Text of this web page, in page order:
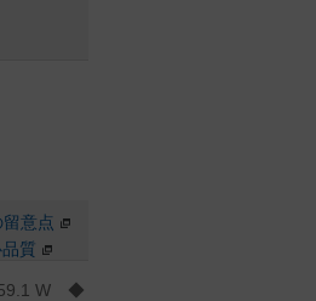
意点
質
59.1 W ◆